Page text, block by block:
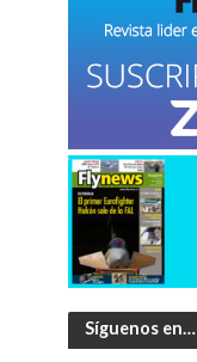
Síguenos en…